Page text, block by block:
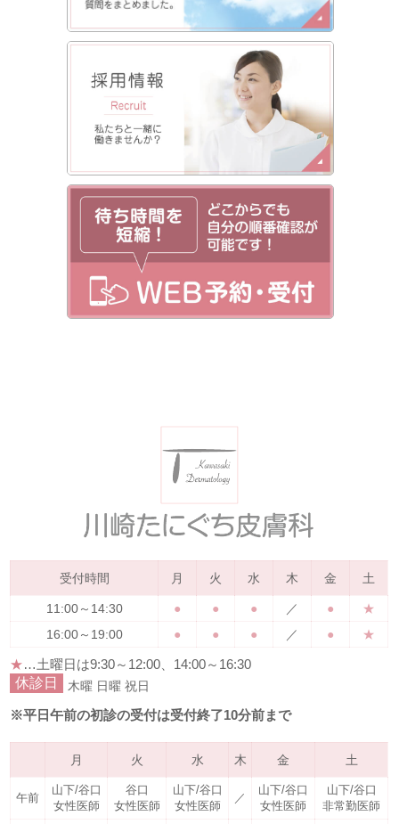
受付時間 月 火 水 木 金 土
11:00～14:30 ● ● ● ／ ●
★
16:00～19:00
● ● ● ／ ● ★
★…土曜日は9:30～12:00、14:00～16:30
休診日
木曜 日曜 祝日
※平日午前の初診の受付は受付終了10分前まで
月 火 水 木 金 土
午前
山下/谷口
女性医師
谷口
女性医師
山下/谷口
女性医師
／
山下/谷口
女性医師
山下/谷口
非常勤医師